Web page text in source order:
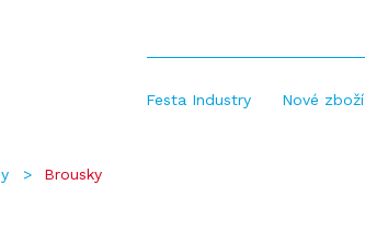
Festa Industry Nové zboží
Brousky